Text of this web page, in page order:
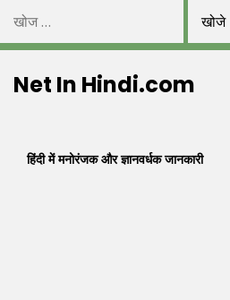
निम्न
को
खोजें:
toNet In Hindi.com
हिंदी में मनोरंजक और ज्ञानवर्धक जानकारी